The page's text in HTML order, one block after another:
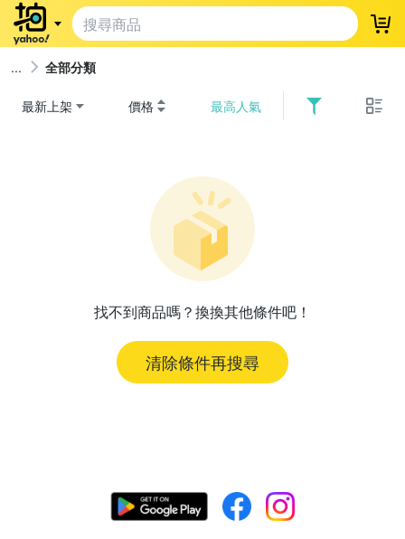
登
全部分類
最新上架 價格 最高人氣
找不到商品嗎？換換其他條件吧！
清除條件再搜尋